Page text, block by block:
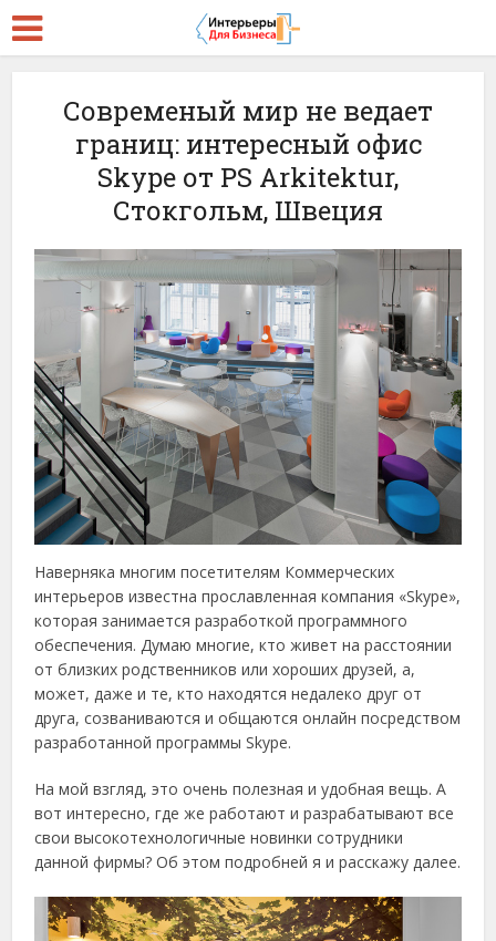
Современый мир не ведает
границ: интересный офис
Skype от PS Arkitektur,
Стокгольм, Швеция
Наверняка многим посетителям Коммерческих
интерьеров известна прославленная компания «Skype»,
которая занимается разработкой программного
обеспечения. Думаю многие, кто живет на расстоянии
от близких родственников или хороших друзей, а,
может, даже и те, кто находятся недалеко друг от
друга, созваниваются и общаются онлайн посредством
разработанной программы Skype.
На мой взгляд, это очень полезная и удобная вещь. А
вот интересно, где же работают и разрабатывают все
свои высокотехнологичные новинки сотрудники
данной фирмы? Об этом подробней я и расскажу далее.